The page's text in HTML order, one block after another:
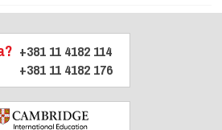
+381 11 4182 114
+381 11 4182 176